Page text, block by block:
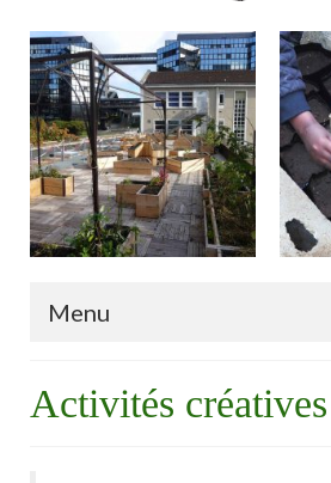
Menu
Activités créatives